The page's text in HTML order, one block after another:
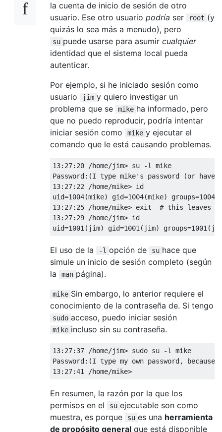
la cuenta de inicio de sesión de otro
usuario. Ese otro usuario podría ser root (y
quizás lo sea más a menudo), pero
su puede usarse para asumir cualquier
identidad que el sistema local pueda
autenticar.
Por ejemplo, si he iniciado sesión como
usuario
jim y quiero investigar un
problema que se
mike ha informado, pero
que no puedo reproducir, podría intentar
iniciar sesión como
mike y ejecutar el
comando que le está causando problemas.
13:27:20 /home/jim> su -l mike
Password:(I type mike's password (or
13:27:22 /home/mike> id
uid=1004(mike) gid=1004(mike)
13:27:25 /home/mike> exit  # this
13:27:29 /home/jim> id
El uso de la -l opción de su hace que
simule un inicio de sesión completo (según
la
man página).
mike Sin embargo, lo anterior requiere el
conocimiento de la contraseña de. Si tengo
sudo acceso, puedo iniciar sesión
mike incluso sin su contraseña.
13:27:37 /home/jim> sudo su -l mike
Password:(I type my own password,
En resumen, la razón por la que los
permisos en el
su ejecutable son como
muestra, es porque
su es una herramienta
de propósito general que está disponible